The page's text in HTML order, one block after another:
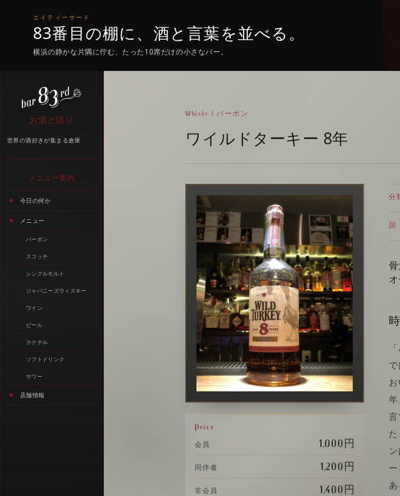
エイティーサード
83番目の棚に、酒と言葉を並べる。
横浜の静かな片隅に佇む、たった10席だけの小さなバー。
お酒と語り
世界の酒好きが集まる倉庫
メニュー案内
今日の何か
メニュー
バーボン
スコッチ
シングルモルト
ジャパニーズウィスキー
ワイン
ビール
カクテル
ソフトドリンク
サワー
店舗情報
Whisky / バーボン
ワイルドターキー 8年
Price
会員 1,000円
同伴者 1,200円
非会員 1,400円
分
国
年
言